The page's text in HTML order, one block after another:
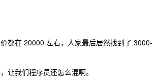
都在 20000 左右，人家最后居然找到了 3000-
让我们程序员还怎么混啊。